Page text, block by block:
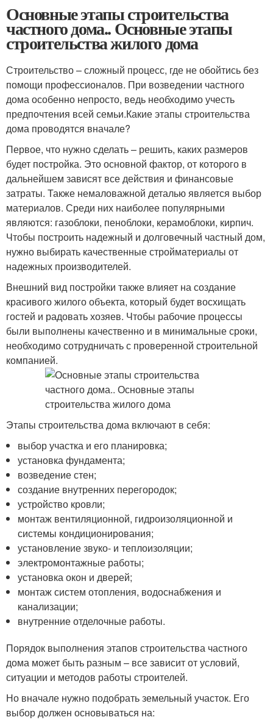
Основные этапы строительства
частного дома.. Основные этапы
строительства жилого дома
Строительство – сложный процесс, где не обойтись без
помощи профессионалов. При возведении частного
дома особенно непросто, ведь необходимо учесть
предпочтения всей семьи.Какие этапы строительства
дома проводятся вначале?
Первое, что нужно сделать – решить, каких размеров
будет постройка. Это основной фактор, от которого в
дальнейшем зависят все действия и финансовые
затраты. Также немаловажной деталью является выбор
материалов. Среди них наиболее популярными
являются: газоблоки, пеноблоки, керамоблоки, кирпич.
Чтобы построить надежный и долговечный частный дом,
нужно выбирать качественные стройматериалы от
надежных производителей.
Внешний вид постройки также влияет на создание
красивого жилого объекта, который будет восхищать
гостей и радовать хозяев. Чтобы рабочие процессы
были выполнены качественно и в минимальные сроки,
необходимо сотрудничать с проверенной строительной
компанией.
Этапы строительства дома включают в себя:
выбор участка и его планировка;
установка фундамента;
возведение стен;
создание внутренних перегородок;
устройство кровли;
монтаж вентиляционной, гидроизоляционной и
системы кондиционирования;
установление звуко- и теплоизоляции;
электромонтажные работы;
установка окон и дверей;
монтаж систем отопления, водоснабжения и
канализации;
внутренние отделочные работы.
Порядок выполнения этапов строительства частного
дома может быть разным – все зависит от условий,
ситуации и методов работы строителей.
Но вначале нужно подобрать земельный участок. Его
выбор должен основываться на: